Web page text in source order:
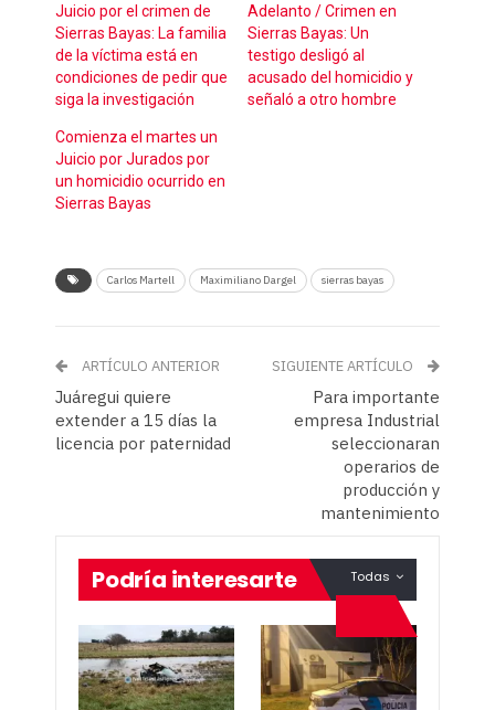
Juicio por el crimen de
Sierras Bayas: La familia
de la víctima está en
condiciones de pedir que
siga la investigación
Adelanto / Crimen en
Sierras Bayas: Un
testigo desligó al
acusado del homicidio y
señaló a otro hombre
Comienza el martes un
Juicio por Jurados por
un homicidio ocurrido en
Sierras Bayas
Carlos Martell Maximiliano Dargel sierras bayas
ARTÍCULO ANTERIOR
Juáregui quiere
extender a 15 días la
licencia por paternidad
SIGUIENTE ARTÍCULO
Para importante
empresa Industrial
seleccionaran
operarios de
producción y
mantenimiento
Todas
Podría interesarte